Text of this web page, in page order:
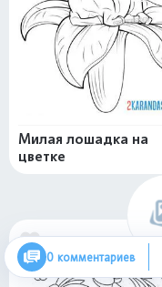
Милая лошадка на
цветке
396
0 комментариев